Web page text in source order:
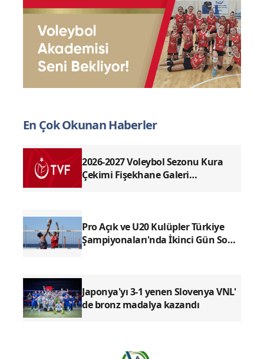
En Çok Okunan Haberler
2026-2027 Voleybol Sezonu Kura
Çekimi Fişekhane Galeri
Pro Açık ve U20 Kulüpler Türkiye
Şampiyonaları'nda İkinci Gün Sona
Japonya'yı 3-1 yenen Slovenya VNL'
de bronz madalya kazandı